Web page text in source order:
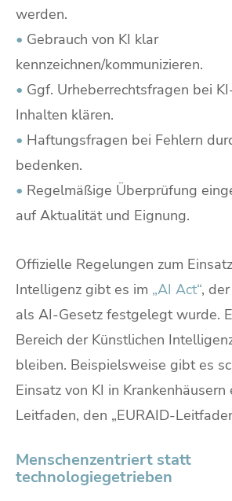
werden.
• Gebrauch von KI klar
kennzeichnen/kommunizieren.
• Ggf. Urheberrechtsfragen bei
Inhalten klären.
• Haftungsfragen bei Fehlern
bedenken.
• Regelmäßige Überprüfung
auf Aktualität und Eignung.
Offizielle Regelungen zum
Intelligenz gibt es im „AI Act“,
als AI-Gesetz festgelegt wurde.
Bereich der Künstlichen
bleiben. Beispielsweise gibt es
Einsatz von KI in Krankenhäusern
Leitfaden, den „EURAID-
Menschenzentriert statt
technologiegetrieben